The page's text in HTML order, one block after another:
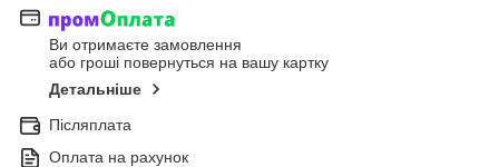
Ви отримаєте замовлення
або гроші повернуться на вашу картку
Детальніше
Післяплата
Оплата на рахунок